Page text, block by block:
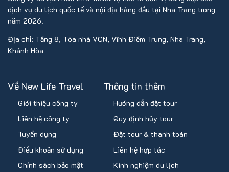
dịch vụ du lịch quốc tế và nội địa hàng đầu tại Nha Trang trong
năm 2026.
Địa chỉ: Tầng 8, Tòa nhà VCN, Vĩnh Điềm Trung, Nha Trang,
Khánh Hòa
Về New Life Travel
Giới thiệu công ty
Liên hệ công ty
Tuyển dụng
Điều khoản sử dụng
Chính sách bảo mật
Thông tin thêm
Hướng dẫn đặt tour
Quy định hủy tour
Đặt tour & thanh toán
Liên hệ hợp tác
Kinh nghiệm du lịch